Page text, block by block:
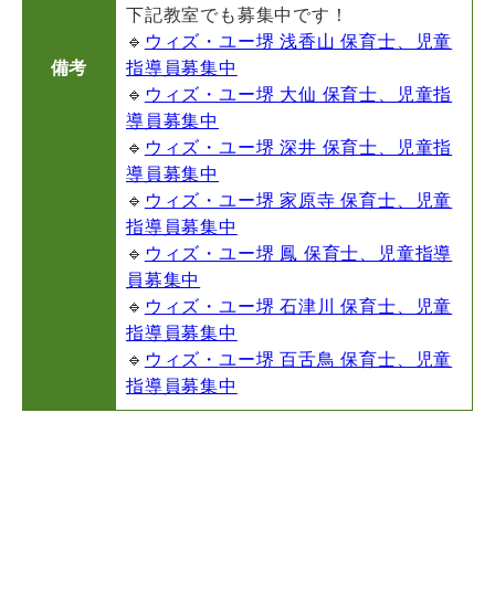
備考
下記教室でも募集中です！
🔹 ウィズ・ユー堺 浅香山 保育士、児童
指導員募集中
🔹 ウィズ・ユー堺 大仙 保育士、児童指
導員募集中
🔹 ウィズ・ユー堺 深井 保育士、児童指
導員募集中
🔹 ウィズ・ユー堺 家原寺 保育士、児童
指導員募集中
🔹 ウィズ・ユー堺 鳳 保育士、児童指導
員募集中
🔹 ウィズ・ユー堺 石津川 保育士、児童
指導員募集中
🔹 ウィズ・ユー堺 百舌鳥 保育士、児童
指導員募集中